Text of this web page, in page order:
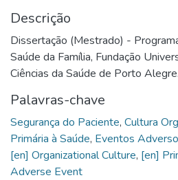
Descrição
Dissertação (Mestrado) -
Saúde da Família, Fundação
Ciências da Saúde de Porto Alegre.
Palavras-chave
Segurança do Paciente, Cultura
Primária à Saúde, Eventos
[en] Organizational Culture, [en]
Adverse Event